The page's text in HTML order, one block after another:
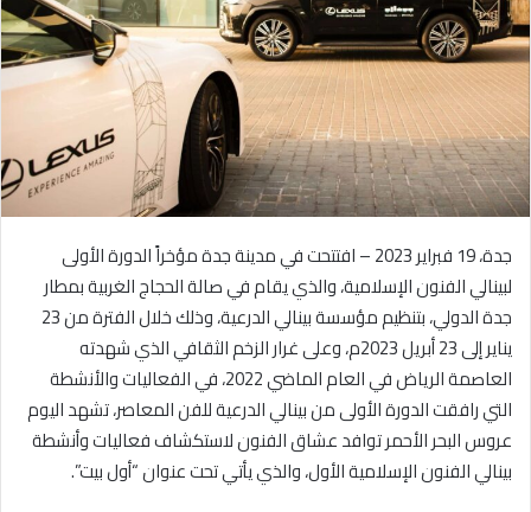
د
ا
إ
ل
ك
ت
و
ن
ا
جدة، 19 فبراير 2023 – افتتحت في مدينة جدة مؤخراً الدورة الأولى
لبينالي الفنون الإسلامية، والذي يقام في صالة الحجاج الغربية بمطار
جدة الدولي، بتنظيم مؤسسة بينالي الدرعية، وذلك خلال الفترة من 23
يناير إلى 23 أبريل 2023م، وعلى غرار الزخم الثقافي الذي شهدته
العاصمة الرياض في العام الماضي 2022، في الفعاليات والأنشطة
التي رافقت الدورة الأولى من بينالي الدرعية للفن المعاصر، تشهد اليوم
عروس البحر الأحمر توافد عشاق الفنون لاستكشاف فعاليات وأنشطة
بينالي الفنون الإسلامية الأول، والذي يأتي تحت عنوان “أول بيت”.